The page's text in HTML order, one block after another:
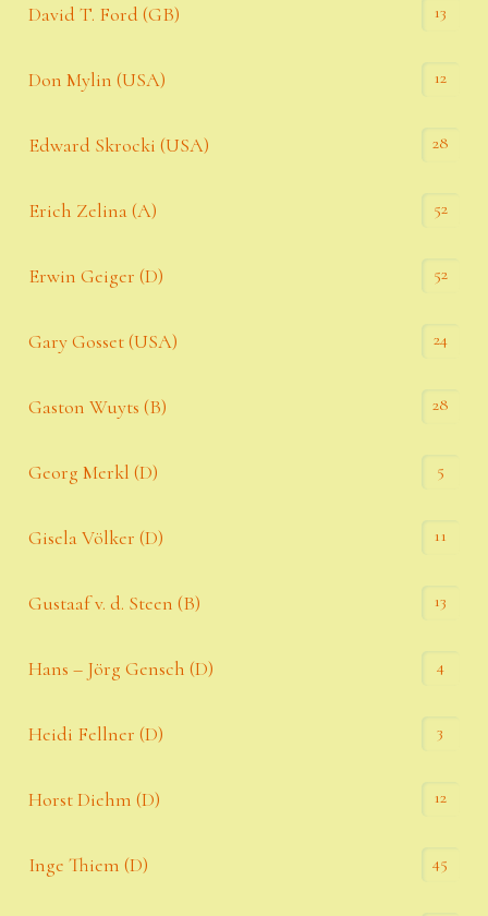
David T. Ford (GB) 13
Don Mylin (USA) 12
Edward Skrocki (USA) 28
Erich Zelina (A) 52
Erwin Geiger (D) 52
Gary Gosset (USA) 24
Gaston Wuyts (B) 28
Georg Merkl (D) 5
Gisela Völker (D) 11
Gustaaf v. d. Steen (B) 13
Hans – Jörg Gensch (D) 4
Heidi Fellner (D) 3
Horst Diehm (D) 12
Inge Thiem (D) 45